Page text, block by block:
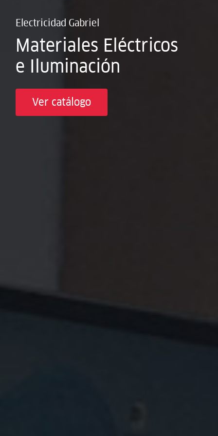
Electricidad Gabriel
Materiales Eléctricos
e Iluminación
Ver catálogo